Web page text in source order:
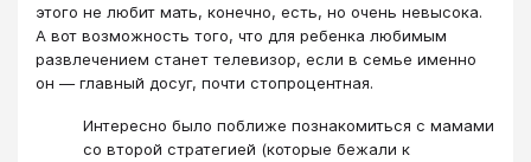
этого не любит мать, конечно, есть, но очень невысока.
А вот возможность того, что для ребенка любимым
развлечением станет телевизор, если в семье именно
он ― главный досуг, почти стопроцентная.
Интересно было поближе познакомиться с мамами
со второй стратегией (которые бежали к